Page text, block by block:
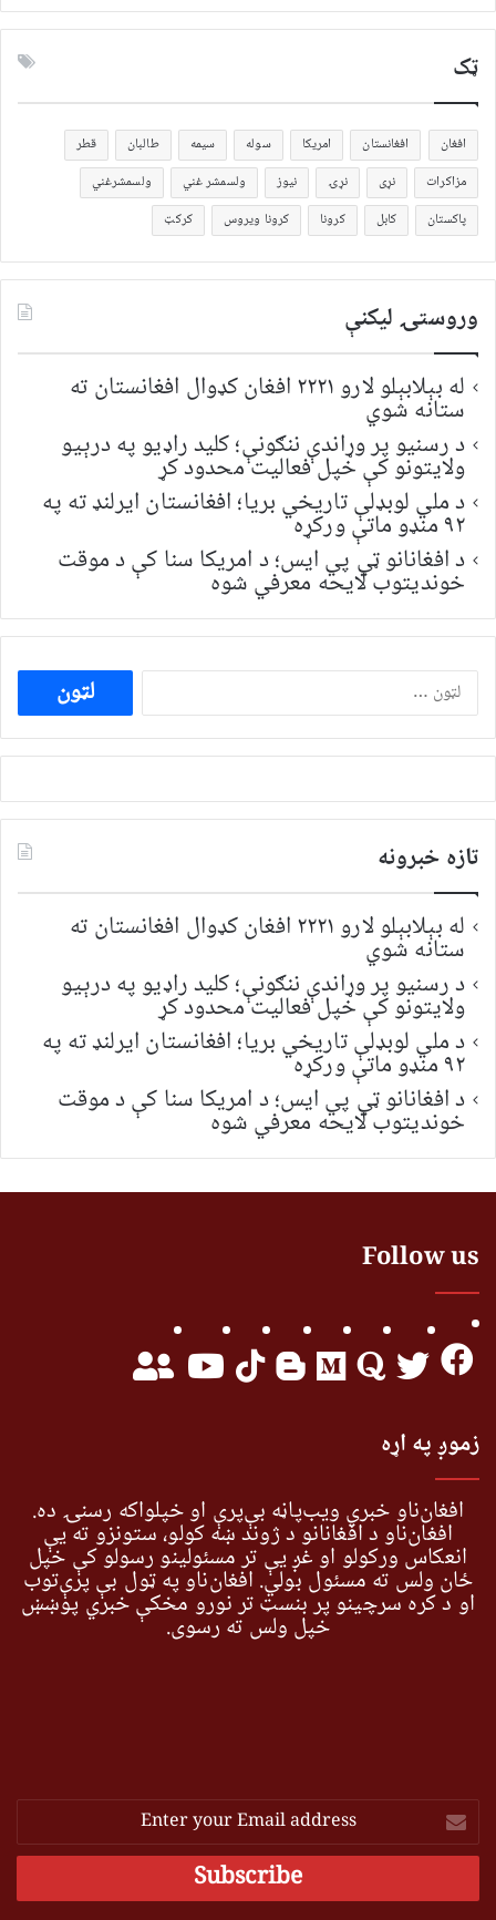
ټک
افغان افغانستان امریکا سوله سیمه طالبان
قطر
مزاکرات
نړی نړۍ نیوز ولسمشر غني
ولسمشرغني
پاکستان
کابل کرونا کرونا ویروس کرکټ
وروستۍ ليکنې
له بېلابېلو لارو ۲۲۲۱ افغان کډوال افغانستان ته
ستانه شوي
د رسنیو پر وړاندې ننګونې؛ کلید راډیو په درېیو
ولایتونو کې خپل فعالیت محدود کړ
د ملي لوبډلې تاریخي بریا؛ افغانستان ایرلنډ ته په
۹۲ منډو ماتې ورکړه
د افغانانو ټي پي ایس؛ د امریکا سنا کې د موقت
خونديتوب لایحه معرفي شوه
ددی
لپاره
لټون:
تازه خبرونه
له بېلابېلو لارو ۲۲۲۱ افغان کډوال افغانستان ته
ستانه شوي
د رسنیو پر وړاندې ننګونې؛ کلید راډیو په درېیو
ولایتونو کې خپل فعالیت محدود کړ
د ملي لوبډلې تاریخي بریا؛ افغانستان ایرلنډ ته په
۹۲ منډو ماتې ورکړه
د افغانانو ټي پي ایس؛ د امریکا سنا کې د موقت
خونديتوب لایحه معرفي شوه
Follow us
زموږ په اړه
افغان‌ناو خبري ویب‌پاڼه بې‌پرې او خپلواکه رسنۍ ده.
افغان‌ناو د افغانانو د ژوند ښه کولو، ستونزو ته یې
انعکاس ورکولو او غږ یې تر مسئولینو رسولو کې خپل
ځان ولس ته مسئول بولي. افغان‌ناو په ټول بې پرې‌توب
او د کره سرچینو پر بنسټ تر نورو مخکې خبري پوښښ
خپل ولس ته رسوي.
Enter
your
Email